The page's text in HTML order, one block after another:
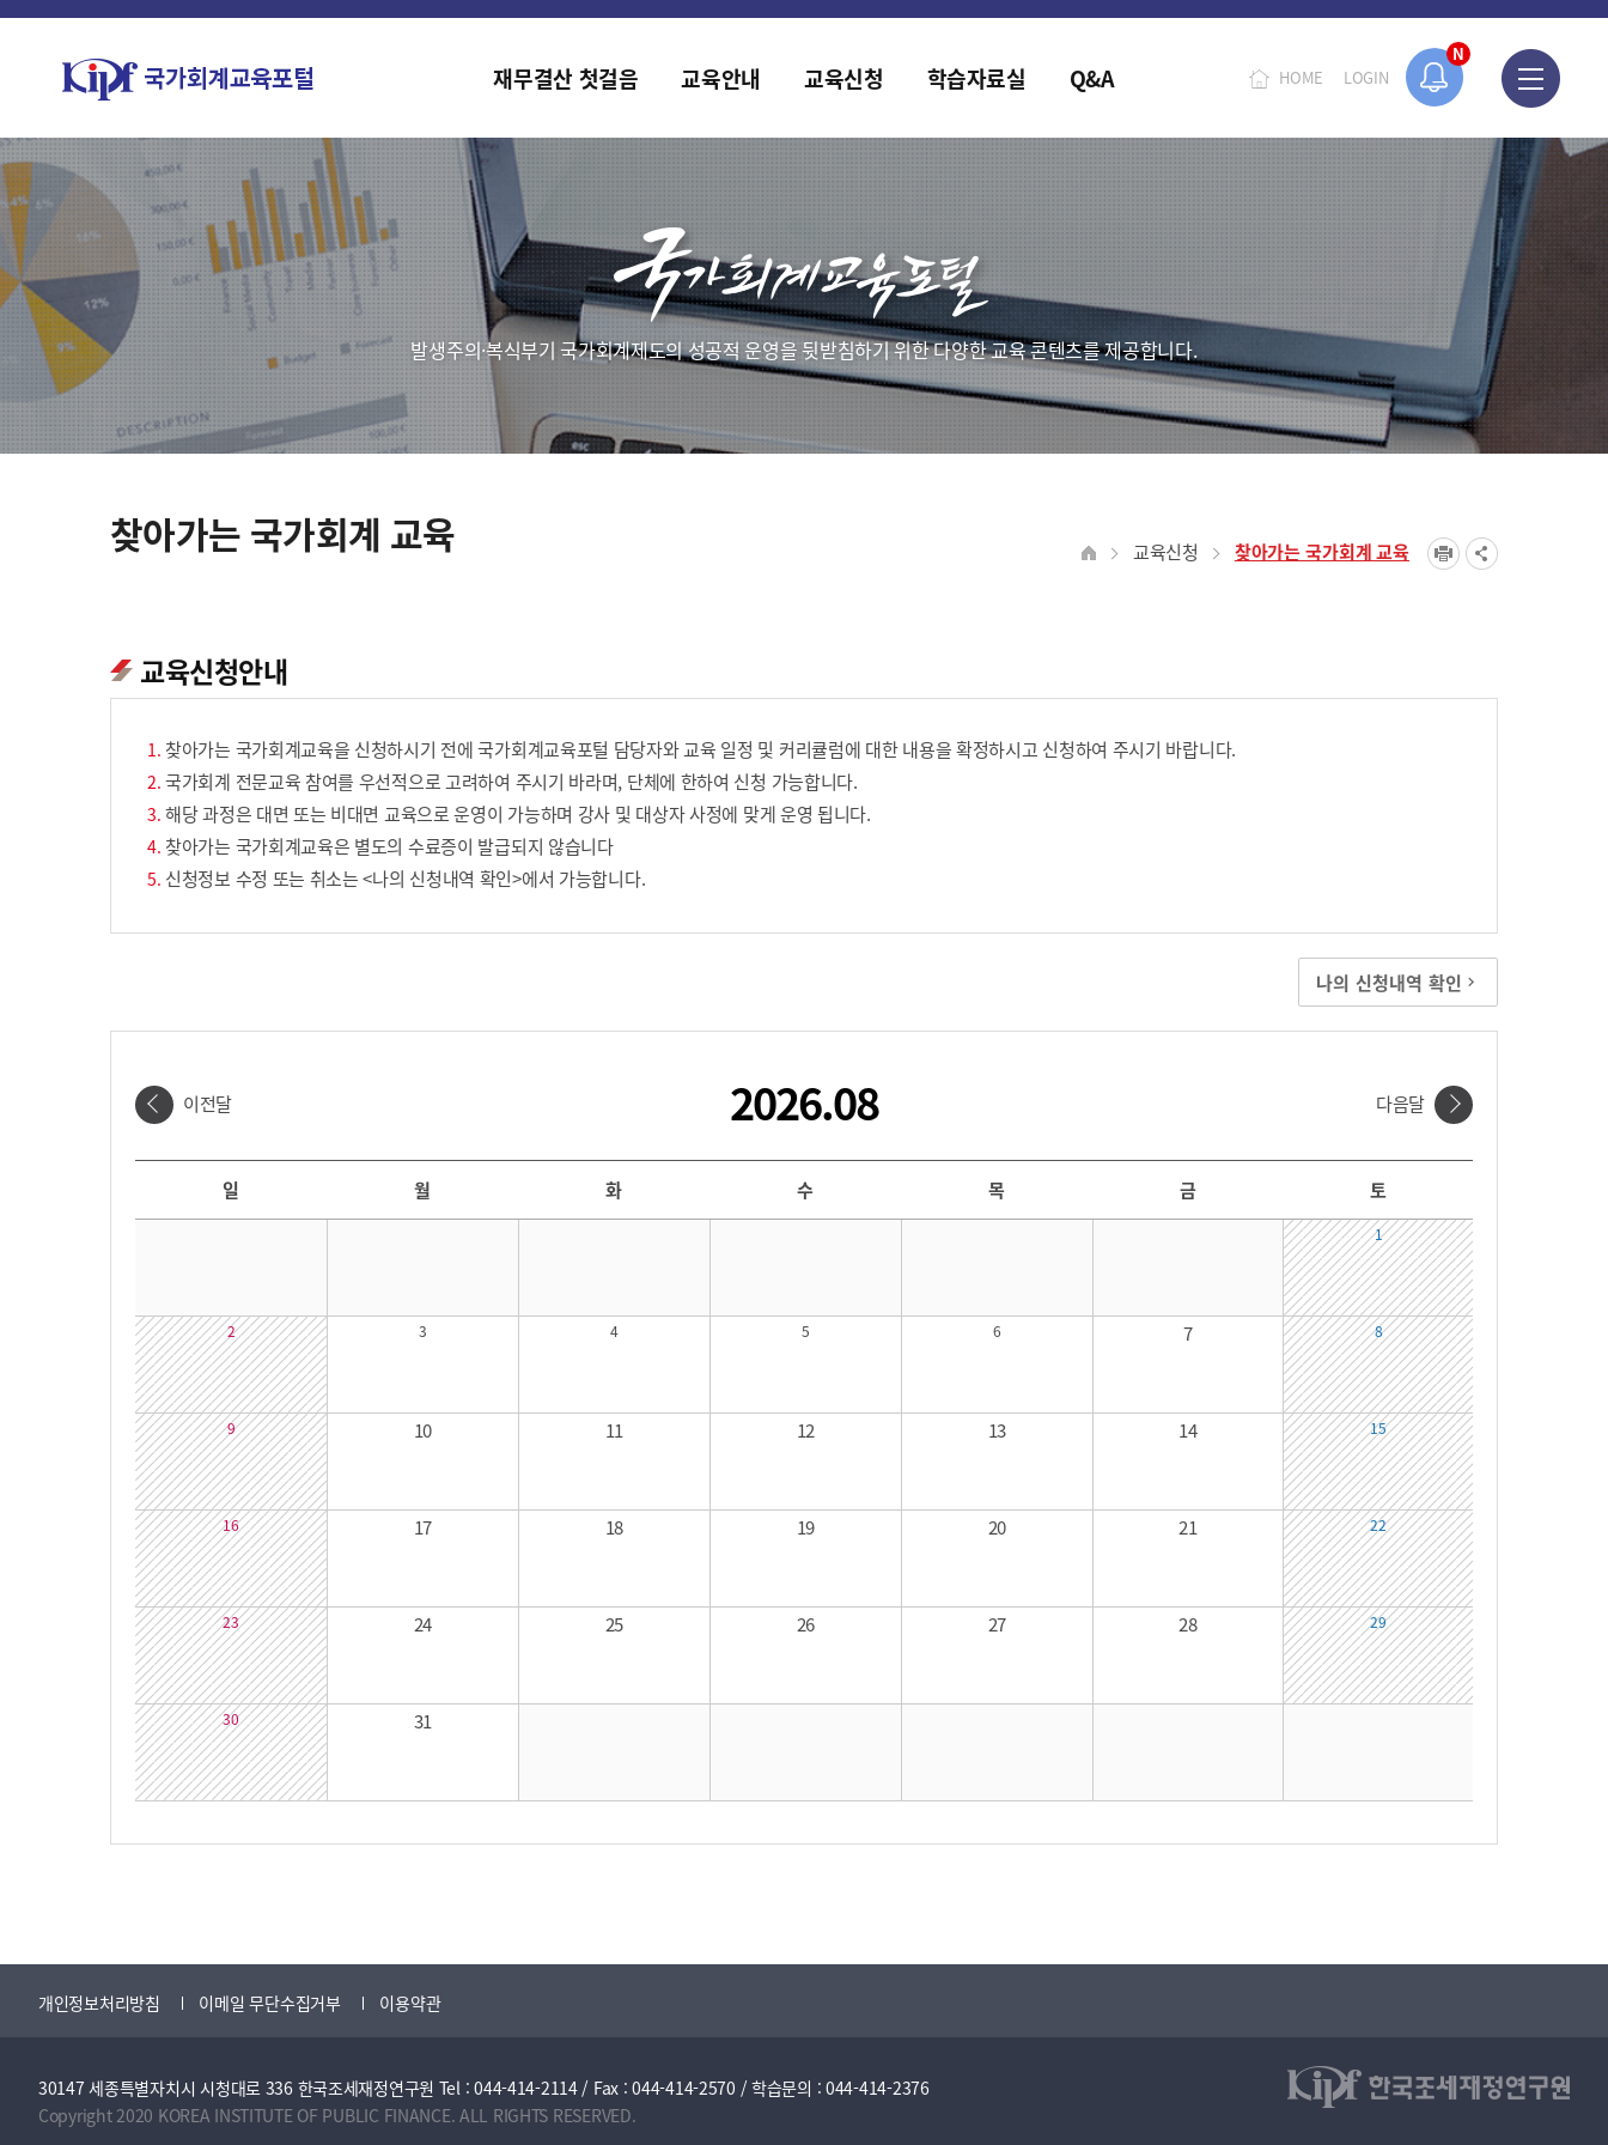
N
홈페이지가 새롭게 개편되었습니다.
HOME LOGIN
재무결산 첫걸음 교육안내 교육신청 학습자료실 Q&A
발생주의·복식부기 국가회계제도의 성공적 운영을 뒷받침하기 위한 다양한 교육 콘텐츠를 제공합니다.
찾아가는 국가회계 교육 교육신청 찾아가는 국가회계 교육
교육신청안내
찾아가는 국가회계교육을 신청하시기 전에 국가회계교육포털 담당자와 교육 일정 및 커리큘럼에 대한 내용을 확정하시고 신청하여 주시기 바랍니다.
국가회계 전문교육 참여를 우선적으로 고려하여 주시기 바라며, 단체에 한하여 신청 가능합니다.
해당 과정은 대면 또는 비대면 교육으로 운영이 가능하며 강사 및 대상자 사정에 맞게 운영 됩니다.
찾아가는 국가회계교육은 별도의 수료증이 발급되지 않습니다
신청정보 수정 또는 취소는 <나의 신청내역 확인>에서 가능합니다.
나의 신청내역 확인
2026.08
이전달 다음달
날짜선택
일 월 화 수 목 금 토
1
2 3 4 5 6 7 8
9 10 11 12 13 14 15
16 17 18 19 20 21 22
23 24 25 26 27 28 29
30 31
개인정보처리방침 이메일 무단수집거부 이용약관
30147 세종특별자치시 시청대로 336 한국조세재정연구원 Tel : 044-414-2114 / Fax : 044-414-2570 / 학습문의 : 044-414-2376
Copyright 2020 KOREA INSTITUTE OF PUBLIC FINANCE. ALL RIGHTS RESERVED.